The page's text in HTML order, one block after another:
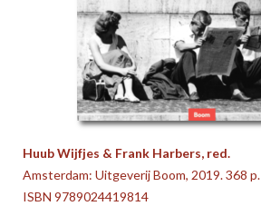
Huub Wijfjes & Frank Harbers, red.
Amsterdam: Uitgeverij Boom, 2019. 368 p.
ISBN 9789024419814